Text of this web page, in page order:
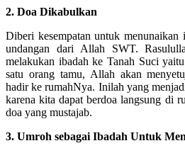
2. Doa Dikabulkan
Diberi kesempatan untuk
undangan dari Allah SWT.
melakukan ibadah ke Tanah Suci
satu orang tamu, Allah akan
hadir ke rumahNya. Inilah yang
karena kita dapat berdoa langsung di
doa yang mustajab.
3. Umroh sebagai Ibadah Untuk